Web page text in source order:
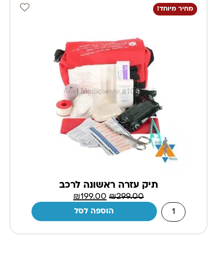
מחיר מיוחד!
תיק עזרה ראשונה לרכב
₪299.00
₪199.00
הוספה לסל